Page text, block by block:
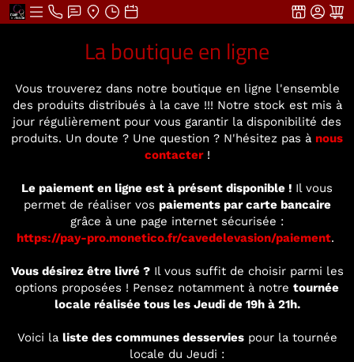
La boutique en ligne
Vous trouverez dans notre boutique en ligne l'ensemble
des produits distribués à la cave !!! Notre stock est mis à
jour régulièrement pour vous garantir la disponibilité des
produits. Un doute ? Une question ? N'hésitez pas à nous
contacter!
Le paiement en ligne est à présent disponible ! Il vous
permet de réaliser vos paiements par carte bancaire
grâce à une page internet sécurisée :
https://pay-pro.monetico.fr/cavedelevasion/paiement.
Vous désirez être livré ?Il vous suffit de choisir parmi les
options proposées ! Pensez notamment à notre tournée
locale réalisée tous les Jeudi de 19h à 21h.
Voici la liste des communes desserviespour la tournée
locale du Jeudi :